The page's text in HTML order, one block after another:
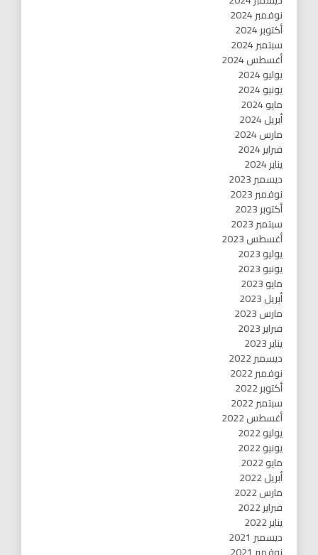
نوفمبر 2024
أكتوبر 2024
سبتمبر 2024
أغسطس 2024
يوليو 2024
يونيو 2024
مايو 2024
أبريل 2024
مارس 2024
فبراير 2024
يناير 2024
ديسمبر 2023
نوفمبر 2023
أكتوبر 2023
سبتمبر 2023
أغسطس 2023
يوليو 2023
يونيو 2023
مايو 2023
أبريل 2023
مارس 2023
فبراير 2023
يناير 2023
ديسمبر 2022
نوفمبر 2022
أكتوبر 2022
سبتمبر 2022
أغسطس 2022
يوليو 2022
يونيو 2022
مايو 2022
أبريل 2022
مارس 2022
فبراير 2022
يناير 2022
ديسمبر 2021